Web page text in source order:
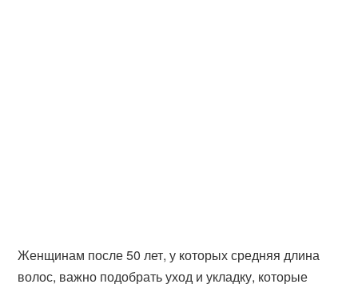
Женщинам после 50 лет, у которых средняя длина
волос, важно подобрать уход и укладку, которые